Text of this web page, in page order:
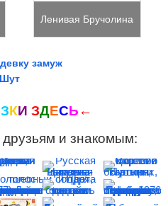
Ленивая Бручолина
замуж
Шут
ЗКИ ЗДЕСЬ ←
друзьям и знакомым: